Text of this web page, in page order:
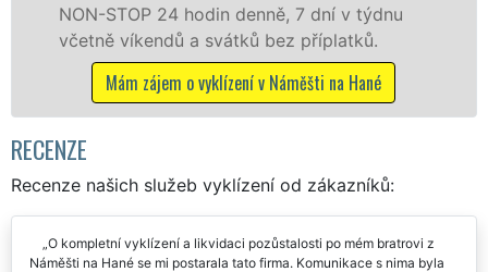
hodin denně, 7 dní v týdnu
a svátků bez příplatků.
o vyklízení v Náměšti na Hané
práce, a to
Mám zájem o
RECENZE
Recenze našich služeb vyklízení od zákazníků:
O kompletní vyklízení a likvidaci pozůstalosti po mém bratrovi z
Náměšti na Hané se mi postarala tato firma. Komunikace s nima byla